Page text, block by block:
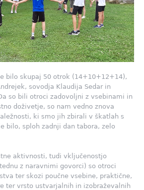
bilo skupaj 50 otrok (14+10+12+14),
sovodja Klaudija Sedar in
so bili otroci zadovoljni z vsebinami in
doživetje, so nam vedno znova
ki smo jih zbirali v škatlah s
bilo, sploh zadnji dan tabora, zelo
aktivnosti, tudi vključenostjo
z naravnimi govorci) so otroci
ter skozi poučne vsebine, praktične,
ter vrsto ustvarjalnih in izobraževalnih